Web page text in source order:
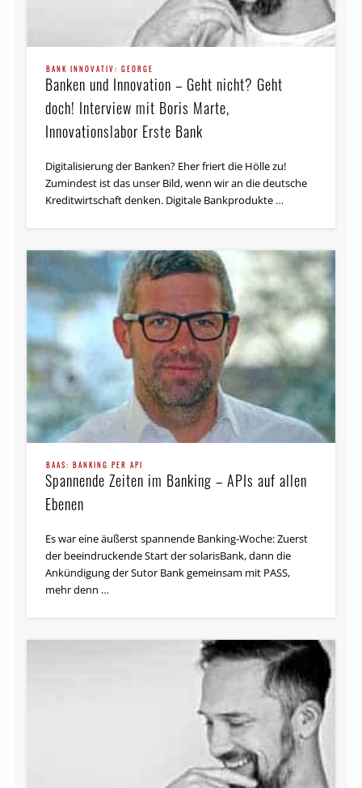
BANK INNOVATIV: GEORGE
Banken und Innovation – Geht nicht? Geht
doch! Interview mit Boris Marte,
Innovationslabor Erste Bank
Digitalisierung der Banken? Eher friert die Hölle zu!
Zumindest ist das unser Bild, wenn wir an die deutsche
Kreditwirtschaft denken. Digitale Bankprodukte …
BAAS: BANKING PER API
Spannende Zeiten im Banking – APIs auf allen
Ebenen
Es war eine äußerst spannende Banking-Woche: Zuerst
der beeindruckende Start der solarisBank, dann die
Ankündigung der Sutor Bank gemeinsam mit PASS,
mehr denn …